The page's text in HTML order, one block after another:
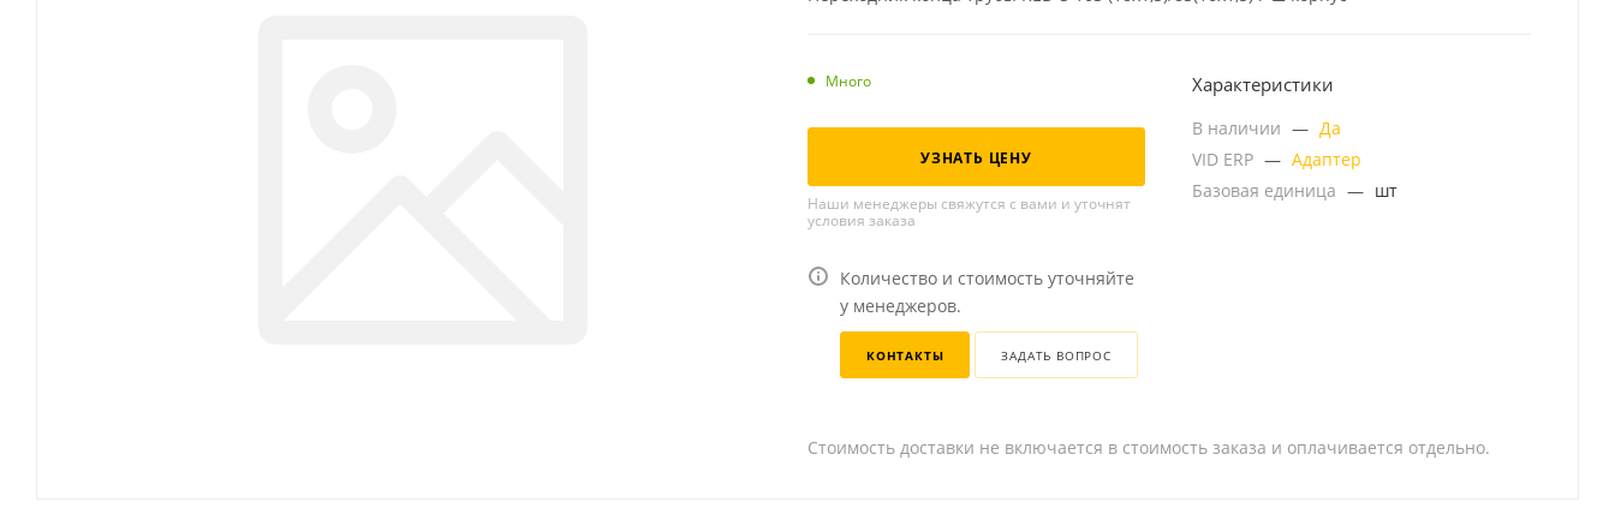
Много
УЗНАТЬ ЦЕНУ
Наши менеджеры свяжутся с вами и уточнят
условия заказа
Количество и стоимость уточняйте
у менеджеров.
КОНТАКТЫ ЗАДАТЬ ВОПРОС
Характеристики
В наличии — Да
VID ERP — Адаптер
Базовая единица — шт
Стоимость доставки не включается в стоимость заказа и оплачивается отдельно.